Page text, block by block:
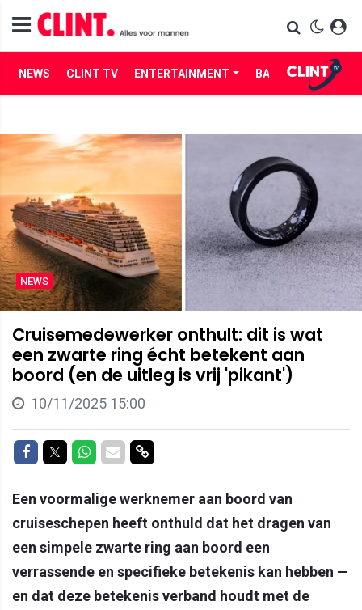
NEWS CLINT TV ENTERTAINMENT BABES LIFE
NEWS
Cruisemedewerker onthult: dit is wat
een zwarte ring écht betekent aan
boord (en de uitleg is vrij 'pikant')
10/11/2025 15:00
Delen op Facebook
Delen op Twitter
Delen op Whatsapp
Delen via Mail
Delen via link
Een voormalige werknemer aan boord van
cruiseschepen heeft onthuld dat het dragen van
een simpele zwarte ring aan boord een
verrassende en specifieke betekenis kan hebben —
en dat deze betekenis verband houdt met de